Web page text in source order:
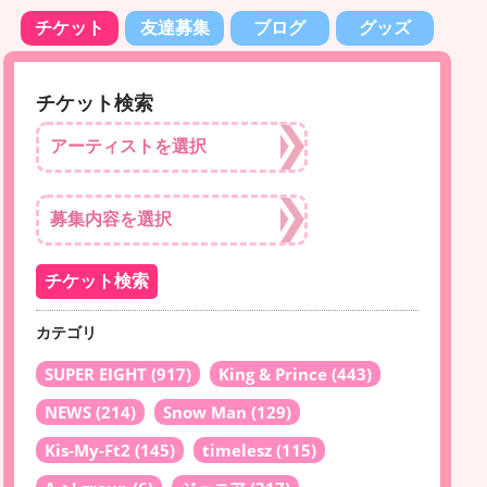
チケット 友達募集 ブログ グッズ
チケット検索
カテゴリ
SUPER EIGHT (917) King & Prince (443)
NEWS (214) Snow Man (129)
Kis-My-Ft2 (145) timelesz (115)